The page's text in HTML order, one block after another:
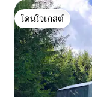
โดนใจเกสต์
โดนใจเกสต์